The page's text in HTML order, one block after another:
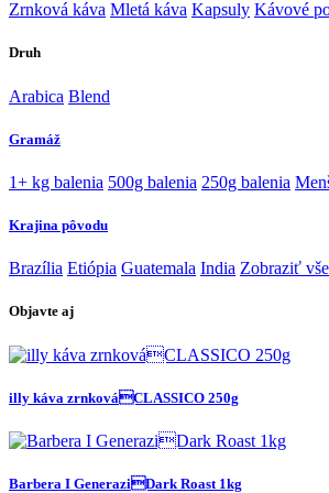
Zrnková káva Mletá káva Kapsuly Kávové
Druh
Arabica Blend
Gramáž
1+ kg balenia 500g balenia 250g balenia
Krajina pôvodu
Brazília Etiópia Guatemala India Zobraziť
Objavte aj
illy káva zrnkováCLASSICO 250g
Barbera I GeneraziDark Roast 1kg